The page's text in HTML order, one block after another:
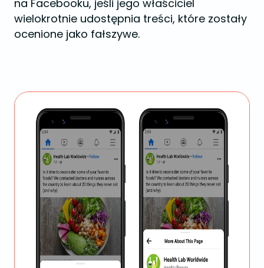
na Facebooku, jeśli jego właściciel
wielokrotnie udostępnia treści, które zostały
ocenione jako fałszywe.